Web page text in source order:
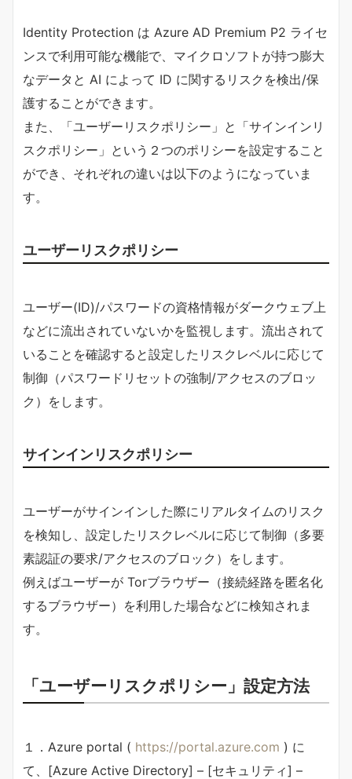
Identity Protection は Azure AD Premium P2 ライセ
ンスで利用可能な機能で、マイクロソフトが持つ膨大
なデータと AI によって ID に関するリスクを検出/保
護することができます。
また、「ユーザーリスクポリシー」と「サインインリ
スクポリシー」という２つのポリシーを設定すること
ができ、それぞれの違いは以下のようになっていま
す。
ユーザーリスクポリシー
ユーザー(ID)/パスワードの資格情報がダークウェブ上
などに流出されていないかを監視します。流出されて
いることを確認すると設定したリスクレベルに応じて
制御（パスワードリセットの強制/アクセスのブロッ
ク）をします。
サインインリスクポリシー
ユーザーがサインインした際にリアルタイムのリスク
を検知し、設定したリスクレベルに応じて制御（多要
素認証の要求/アクセスのブロック）をします。
例えばユーザーが Torブラウザー（接続経路を匿名化
するブラウザー）を利用した場合などに検知されま
す。
「ユーザーリスクポリシー」設定方法
１．Azure portal ( https://portal.azure.com ) に
て、[Azure Active Directory] – [セキュリティ] –